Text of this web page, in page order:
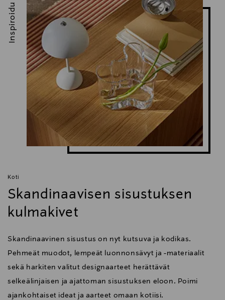
Koti
Skandinaavisen sisustuksen
kulmakivet
Skandinaavinen sisustus on nyt kutsuva ja kodikas.
Pehmeät muodot, lempeät luonnonsävyt ja -materiaalit
sekä harkiten valitut designaarteet herättävät
selkeälinjaisen ja ajattoman sisustuksen eloon. Poimi
ajankohtaiset ideat ja aarteet omaan kotiisi.
Inspiroidu